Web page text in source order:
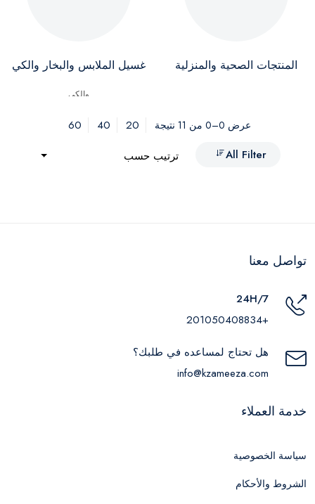
المنتجات الصحية والمنزلية غسيل الملابس والبخار والكي
عرض 0–0 من 11 نتيجة 20
40
60
All Filter
ترتيب حسب
تواصل معنا
24H/7
+201050408834
هل تحتاج لمساعده في طلبك؟
info@kzameeza.com
خدمة العملاء
سياسة الخصوصية
الشروط والأحكام